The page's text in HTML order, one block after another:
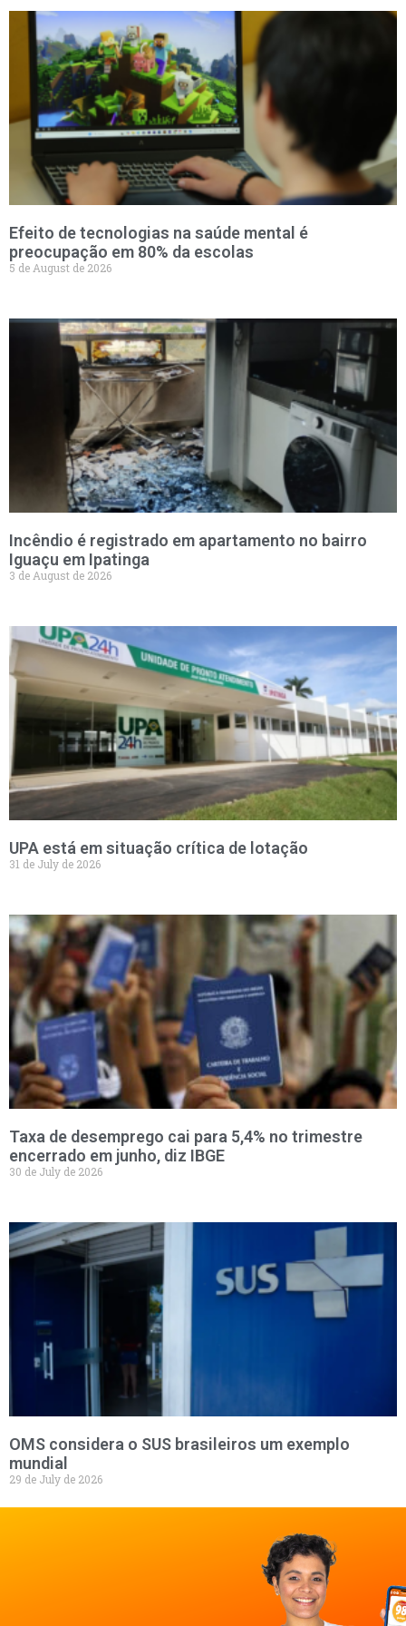
Efeito de tecnologias na saúde mental é
preocupação em 80% da escolas
5 de August de 2026
Incêndio é registrado em apartamento no bairro
Iguaçu em Ipatinga
3 de August de 2026
UPA está em situação crítica de lotação
31 de July de 2026
Taxa de desemprego cai para 5,4% no trimestre
encerrado em junho, diz IBGE
30 de July de 2026
OMS considera o SUS brasileiros um exemplo
mundial
29 de July de 2026